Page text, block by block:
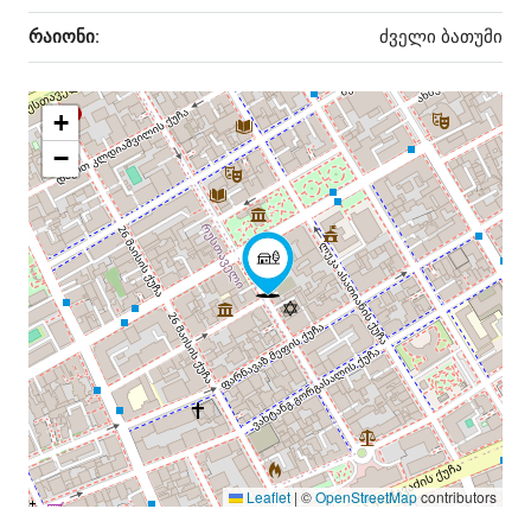
რაიონი: ძველი ბათუმი
+
−
Leaflet | ©OpenStreetMapcontributors